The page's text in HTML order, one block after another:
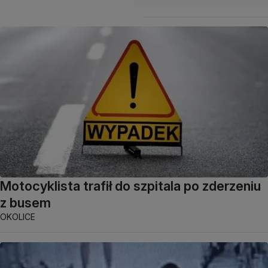
Motocyklista trafił do szpitala po zderzeniu
z busem
OKOLICE